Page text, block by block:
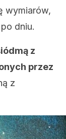
wymiarów,
dniu.
z
przez
z